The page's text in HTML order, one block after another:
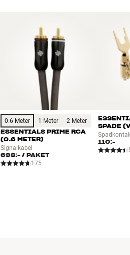
0.6 Meter 1 Meter 2 Meter
ESSENTIALS PRIME RCA
(0.6 METER)
Signalkabel
698:-/ PAKET
175
SPADE
110:-